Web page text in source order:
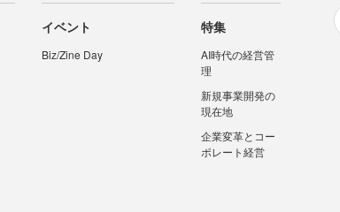
イベント
Biz/Zine Day
特集
AI時代の経営管
理
新規事業開発の
現在地
企業変革とコー
ポレート経営